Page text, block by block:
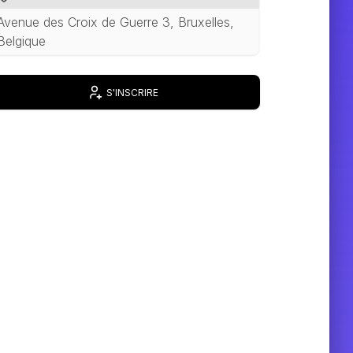
des Croix de Guerre 3, Bruxelles,
S'INSCRIRE